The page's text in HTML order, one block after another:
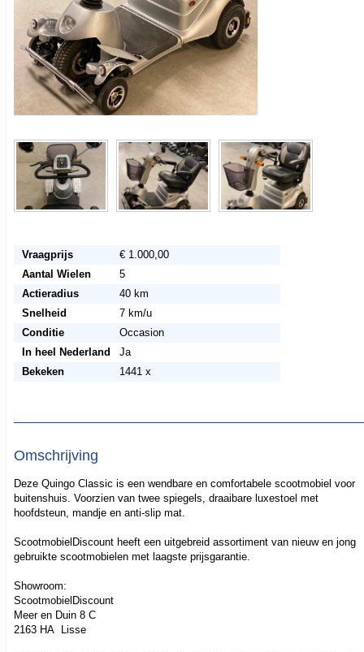
Vraagprijs
€ 1.000,00
Aantal Wielen
5
Actieradius
40 km
Snelheid
7 km/u
Conditie
Occasion
In heel Nederland
Ja
Bekeken
1441 x
Omschrijving
Deze Quingo Classic is een wendbare en comfortabele scootmobiel voor
buitenshuis. Voorzien van twee spiegels, draaibare luxestoel met
hoofdsteun, mandje en anti-slip mat.
ScootmobielDiscount heeft een uitgebreid assortiment van nieuw en jong
gebruikte scootmobielen met laagste prijsgarantie.
Showroom:
ScootmobielDiscount
Meer en Duin 8 C
2163 HA Lisse